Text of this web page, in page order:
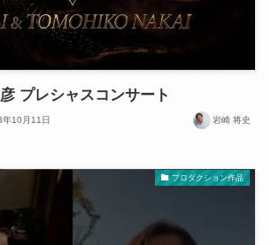
プレシャスコンサート
10月11日 岩崎 将史
プロダクション作品